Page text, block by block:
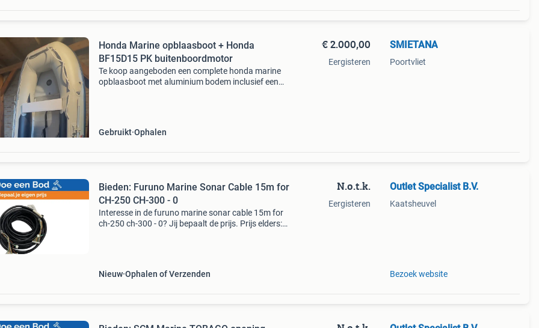
Honda Marine opblaasboot + Honda
BF15D15 PK buitenboordmotor
Te koop aangeboden een complete honda marine
opblaasboot met aluminium bodem inclusief een
Gebruikt Ophalen
€ 2.000,00
Eergisteren
SMIETANA
Poortvliet
Bieden: Furuno Marine Sonar Cable 15m for
CH-250 CH-300 - 0
Interesse in de furuno marine sonar cable 15m for
ch-250 ch-300 - 0? Jij bepaalt de prijs. Prijs elders:
Nieuw Ophalen of Verzenden
N.o.t.k.
Eergisteren
Outlet Specialist B.V.
Kaatsheuvel
Bezoek website